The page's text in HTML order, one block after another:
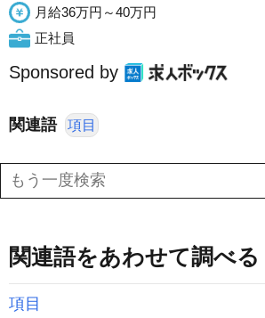
月給36万円～40万円
正社員
Sponsored by
関連語 項目
関連語をあわせて調べる
項目